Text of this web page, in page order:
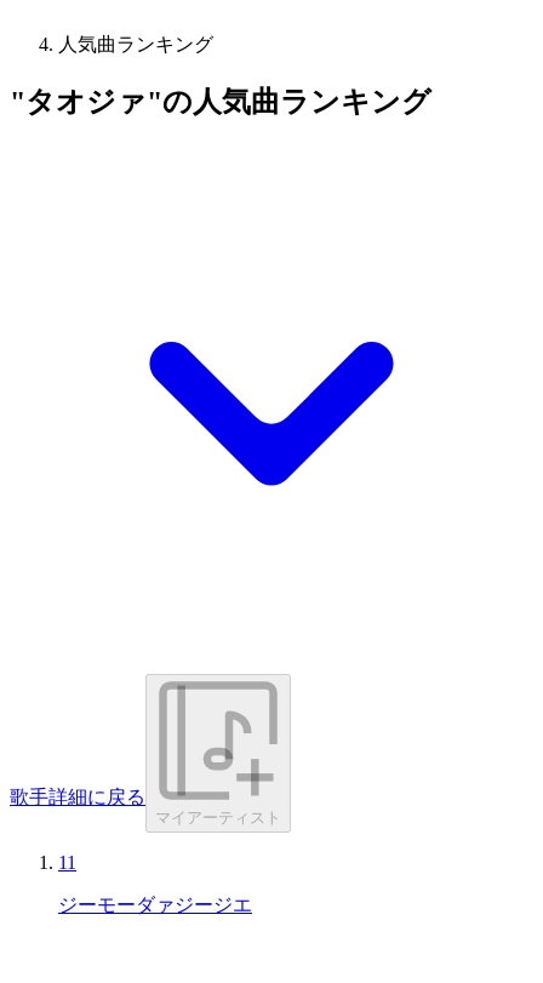
人気曲ランキング
"タオジァ"の人気曲ランキング
歌手詳細に戻る
マイアーティスト
11
ジーモーダァジージエ